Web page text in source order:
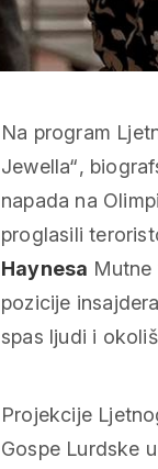
Na program
Jewella“,
napada na
proglasili
Haynesa Mutne
pozicije
spas ljudi i
Projekcije
Gospe Lurdske